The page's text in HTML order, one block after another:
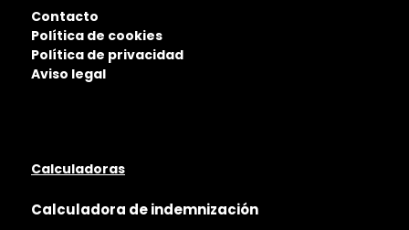
Contacto
Política de cookies
Política de privacidad
Aviso legal
Calculadoras
Calculadora de indemnización